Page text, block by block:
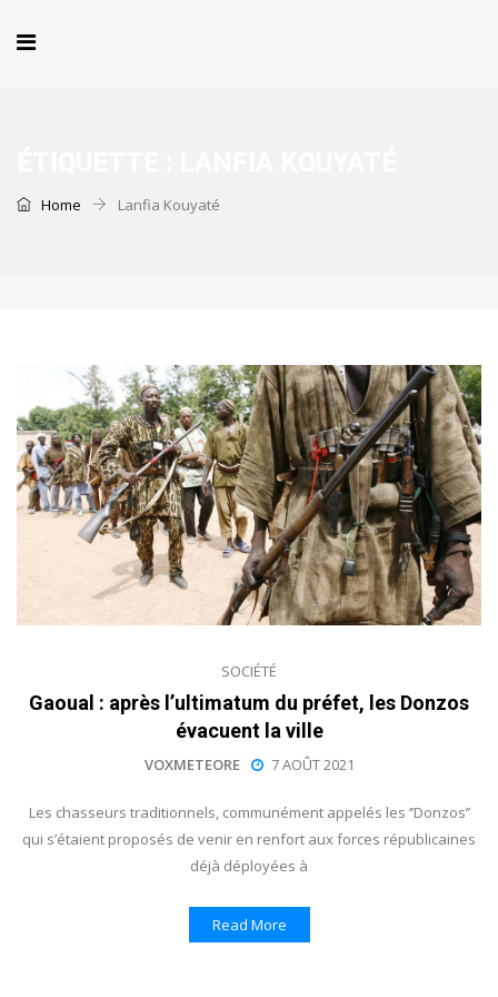
Home Lanfia Kouyaté
SOCIÉTÉ
Gaoual : après l’ultimatum du préfet, les Donzos
évacuent la ville
VOXMETEORE 7 AOÛT 2021
Les chasseurs traditionnels, communément appelés les ‘’Donzos’’
qui s’étaient proposés de venir en renfort aux forces républicaines
déjà déployées à
Read More